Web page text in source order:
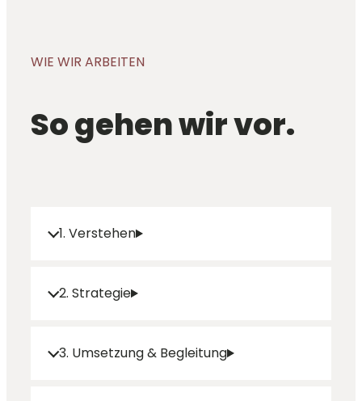
WIE WIR ARBEITEN
So gehen wir vor.
1. Verstehen
2. Strategie
3. Umsetzung & Begleitung